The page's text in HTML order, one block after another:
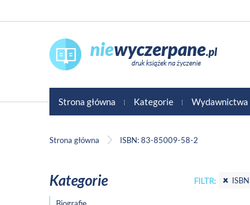
Strona główna Kategorie Wydawnictwa
Strona główna ISBN: 83-85009-58-2
Kategorie FILTR: